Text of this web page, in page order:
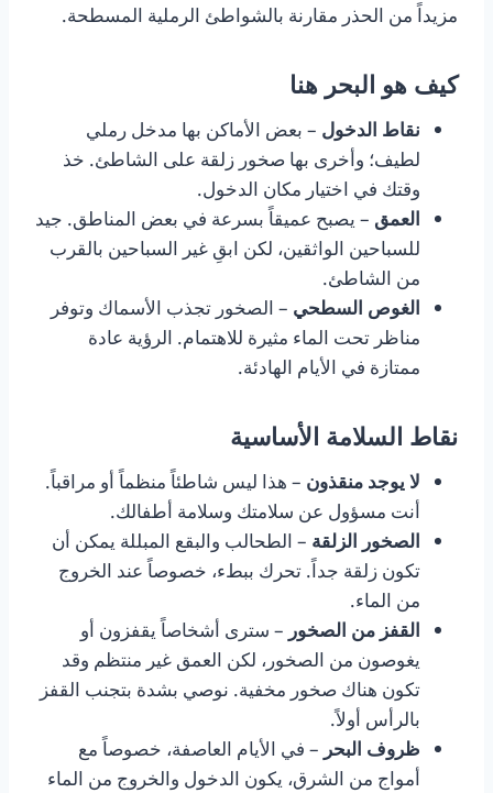
مزيداً من الحذر مقارنة بالشواطئ الرملية المسطحة.
كيف هو البحر هنا
نقاط الدخول – بعض الأماكن بها مدخل رملي
لطيف؛ وأخرى بها صخور زلقة على الشاطئ. خذ
وقتك في اختيار مكان الدخول.
العمق – يصبح عميقاً بسرعة في بعض المناطق. جيد
للسباحين الواثقين، لكن ابقِ غير السباحين بالقرب
من الشاطئ.
الغوص السطحي – الصخور تجذب الأسماك وتوفر
مناظر تحت الماء مثيرة للاهتمام. الرؤية عادة
ممتازة في الأيام الهادئة.
نقاط السلامة الأساسية
لا يوجد منقذون – هذا ليس شاطئاً منظماً أو مراقباً.
أنت مسؤول عن سلامتك وسلامة أطفالك.
الصخور الزلقة – الطحالب والبقع المبللة يمكن أن
تكون زلقة جداً. تحرك ببطء، خصوصاً عند الخروج
من الماء.
القفز من الصخور – سترى أشخاصاً يقفزون أو
يغوصون من الصخور، لكن العمق غير منتظم وقد
تكون هناك صخور مخفية. نوصي بشدة بتجنب القفز
بالرأس أولاً.
ظروف البحر – في الأيام العاصفة، خصوصاً مع
أمواج من الشرق، يكون الدخول والخروج من الماء